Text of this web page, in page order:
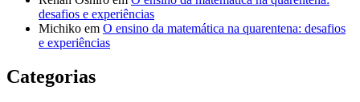
desafios e experiências
Michiko em O ensino da matemática na quarentena: desafios
e experiências
Categorias